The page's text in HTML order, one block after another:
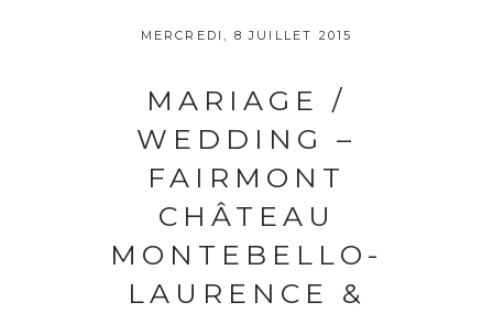
Save my name, email, and website in
this browser for the next time I
comment.
MERCREDI, 8 JUILLET 2015
MARIAGE /
WEDDING –
FAIRMONT
CHÂTEAU
MONTEBELLO-
LAURENCE &